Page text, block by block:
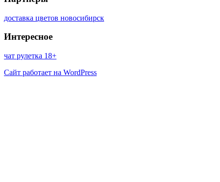
доставка цветов новосибирск
Интересное
чат рулетка 18+
Сайт работает на WordPress